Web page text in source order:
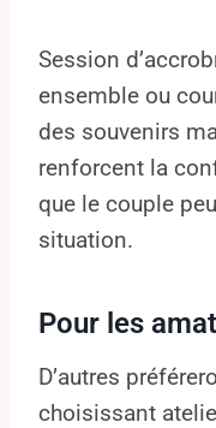
Session
ensemble ou
des souvenirs
renforcent la
que le couple
situation.
Pour les
D’autres
choisissant